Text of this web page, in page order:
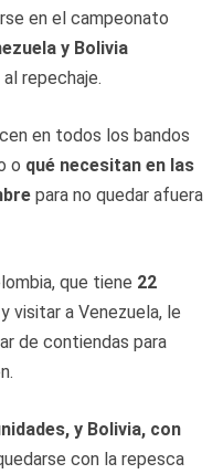
en el campeonato
y Bolivia
repechaje.
en todos los bandos
o qué necesitan en las
para no quedar afuera
que tiene 22
visitar a Venezuela, le
de contiendas para
y Bolivia, con
con la repesca